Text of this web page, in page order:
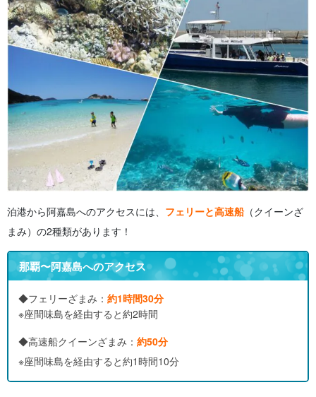
泊港から阿嘉島へのアクセスには、 フェリーと高速船（クイーンざ
まみ）の2種類があります！
那覇〜阿嘉島へのアクセス
◆フェリーざまみ： 約1時間30分
※座間味島を経由すると約2時間
◆高速船クイーンざまみ： 約50分
※座間味島を経由すると約1時間10分